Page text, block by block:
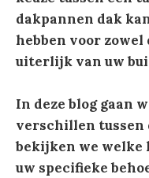
dakpannen dak
hebben voor
uiterlijk van uw
In deze blog gaan
verschillen tussen
bekijken we welke
uw specifieke